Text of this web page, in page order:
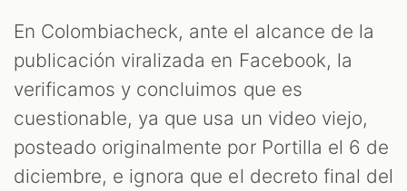
En Colombiacheck, ante el alcance de la
publicación viralizada en Facebook, la
verificamos y concluimos que es
cuestionable, ya que usa un video viejo,
posteado originalmente por Portilla el 6 de
diciembre, e ignora que el decreto final del